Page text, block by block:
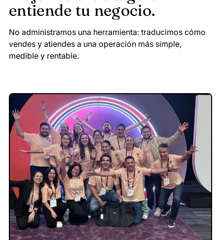
entiende tu negocio.
No administramos una herramienta: traducimos cómo
vendes y atiendes a una operación más simple,
medible y rentable.